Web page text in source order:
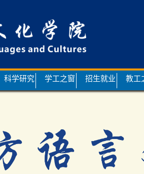
科学研究 学工之窗 招生就业 教工